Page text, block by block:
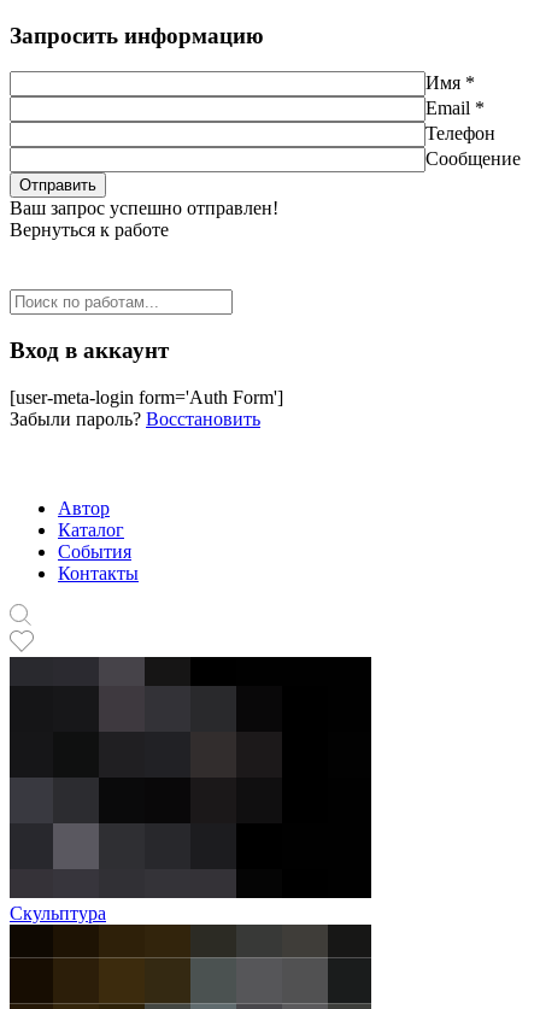
Запросить информацию
Имя *
Email *
Телефон
Сообщение
Ваш запрос успешно отправлен!
Вернуться к работе
Вход в аккаунт
[user-meta-login form='Auth Form']
Забыли пароль? Восстановить
Автор
Каталог
События
Контакты
Скульптура